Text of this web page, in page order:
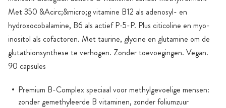
Met 350 &Acirc;&micro;g vitamine B12 als adenosyl- en
hydroxocobalamine, B6 als actief P-5-P. Plus citicoline en myo-
inositol als cofactoren. Met taurine, glycine en glutamine om de
glutathionsynthese te verhogen. Zonder toevoegingen. Vegan.
90 capsules
Premium B-Complex speciaal voor methylgevoelige mensen:
zonder gemethyleerde B vitaminen, zonder foliumzuur